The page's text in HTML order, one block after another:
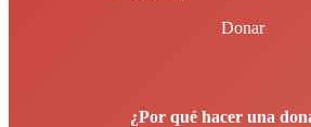
Donar
¿Por qué hacer una